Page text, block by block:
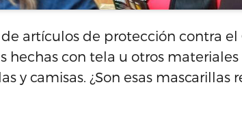
artículos de protección contra el
hechas con tela u otros
y camisas. ¿Son esas